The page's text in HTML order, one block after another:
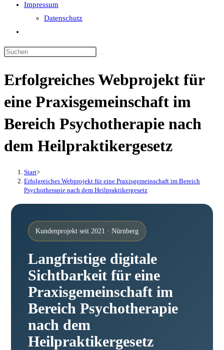
Impressum
Datenschutz
umschalten
Diese
durchsuchen
Erfolgreiches Webprojekt für
eine Praxisgemeinschaft im
Bereich Psychotherapie nach
dem Heilpraktikergesetz
Start>
Erfolgreiches Webprojekt für eine Praxisgemeinschaft im Bereich
Psychotherapie nach dem Heilpraktikergesetz
Kundenprojekt seit 2021 · Nürnberg
Langfristige digitale
Sichtbarkeit für eine
Praxisgemeinschaft im
Bereich Psychotherapie
nach dem
Heilpraktikergesetz